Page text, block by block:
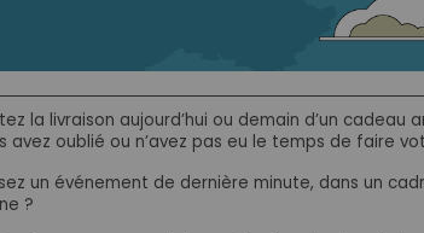
la livraison aujourd’hui ou demain d’un
avez oublié ou n’avez pas eu le temps de faire
un événement de dernière minute, dans un
?